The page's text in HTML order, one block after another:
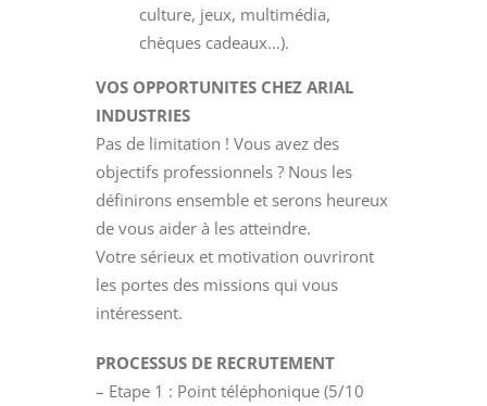
culture, jeux, multimédia,
chèques cadeaux…).
VOS OPPORTUNITES CHEZ ARIAL
INDUSTRIES
Pas de limitation ! Vous avez des
objectifs professionnels ? Nous les
définirons ensemble et serons heureux
de vous aider à les atteindre.
Votre sérieux et motivation ouvriront
les portes des missions qui vous
intéressent.
PROCESSUS DE RECRUTEMENT
– Etape 1 : Point téléphonique (5/10